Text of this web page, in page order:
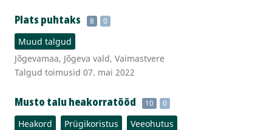
Plats puhtaks 8 0
Muud talgud
Jõgevamaa, Jõgeva vald, Vaimastvere
Talgud toimusid 07. mai 2022
Musto talu heakorratööd 10 0
Heakord Prügikoristus
Veeohutus